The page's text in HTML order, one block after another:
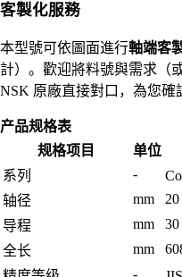
客製化服務
本型號可依圖面進行軸端客
計）。歡迎將料號與需求（
NSK 原廠直接對口，為您確
产品规格表
规格项目
单位
系列
-
轴径
mm
20
导程
mm
30
全长
mm
-